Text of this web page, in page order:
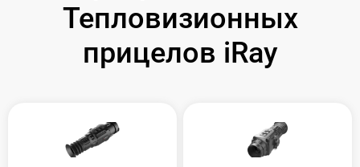
Тепловизионных
прицелов iRay